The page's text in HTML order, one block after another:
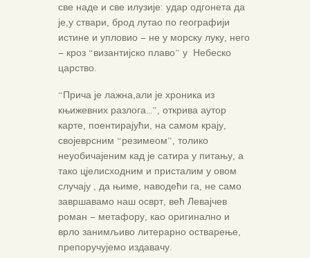
све наде и све илузије: удар одгонета да
је,у ствари, брод лутао по географији
истине и упловио – не у морску луку, него
– кроз “византијско плаво” у Небеско
царство.
“Прича је лажна,али је хроника из
књижевних разлога…”, открива аутор
карте, поентирајући, на самом крају,
својеврсним “резимеом”, толико
неуобичајеним кад је сатира у питању, а
тако цјелисходним и присталим у овом
случају , да њиме, наводећи га, не само
завршавамо наш осврт, већ Левајчев
роман – метафору, као оригинално и
врло занимљиво литерарно остварење,
препоручујемо издавачу.